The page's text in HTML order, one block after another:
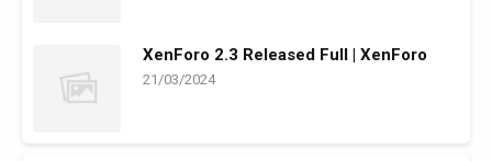
XenForo 2.3 Released Full | XenForo
21/03/2024